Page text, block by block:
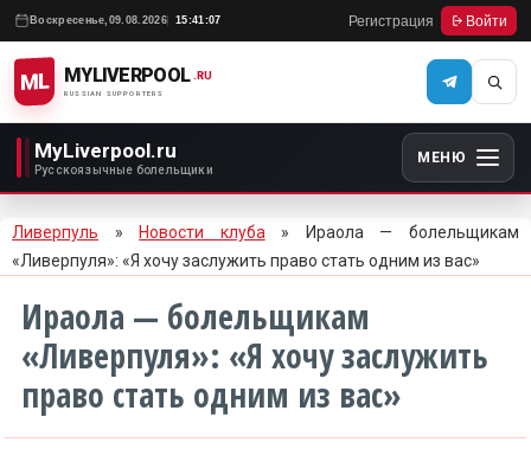
Воскресенье, 09.08.2026 15:41:07 Регистрация Войти
ML MYLIVERPOOL
RUSSIAN SUPPORTERS
.RU
MyLiverpool.ru
Русскоязычные болельщики
МЕНЮ
Ливерпуль » Новости клуба » Ираола — болельщикам
«Ливерпуля»: «Я хочу заслужить право стать одним из вас»
Ираола — болельщикам
«Ливерпуля»: «Я хочу заслужить
право стать одним из вас»